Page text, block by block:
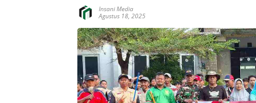
Insani Media
Agustus 18, 2025